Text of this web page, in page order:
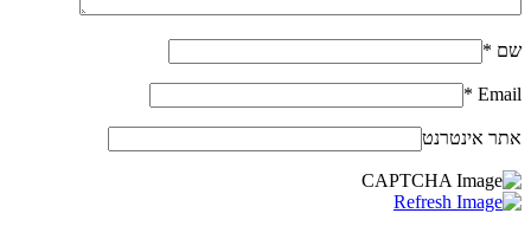
שם *
Email
*
אתר אינטרנט